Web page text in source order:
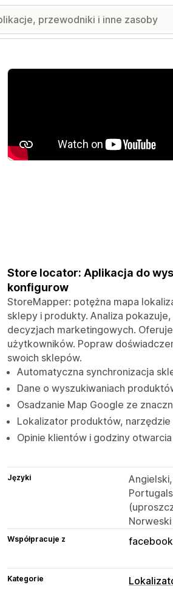
Wyróżnione obrazy w galerii
Store locator: Aplikacja do
konfigurow
StoreMapper: potężna mapa
sklepy i produkty. Analiza
decyzjach marketingowych.
użytkowników. Popraw
swoich sklepów.
Automatyczna synchronizacja
Dane o wyszukiwaniach
Osadzanie Map Google ze
Lokalizator produktów,
Opinie klientów i godziny
Języki
Współpracuje z facebook
Kategorie